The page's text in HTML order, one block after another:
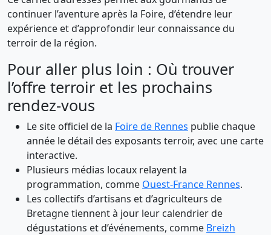
continuer l’aventure après la Foire, d’étendre leur
expérience et d’approfondir leur connaissance du
terroir de la région.
Pour aller plus loin : Où trouver
l’offre terroir et les prochains
rendez-vous
Le site officiel de la Foire de Rennes publie chaque
année le détail des exposants terroir, avec une carte
interactive.
Plusieurs médias locaux relayent la
programmation, comme Ouest-France Rennes.
Les collectifs d’artisans et d’agriculteurs de
Bretagne tiennent à jour leur calendrier de
dégustations et d’événements, comme Breizh